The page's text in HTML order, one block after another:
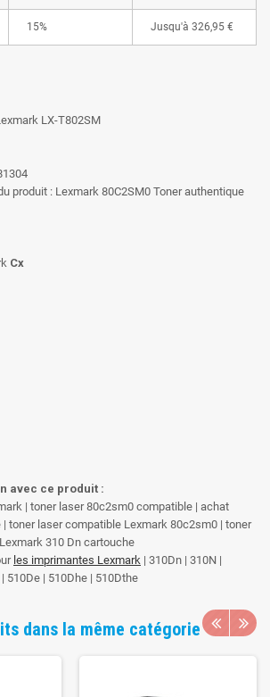
15% Jusqu'à 326,95 €
LX-T802SM
produit : Lexmark 80C2SM0 Toner authentique
Cx
avec ce produit :
| toner laser 80c2sm0 compatible | achat
| toner laser compatible Lexmark 80c2sm0 | toner
310 Dn cartouche
les imprimantes Lexmark | 310Dn | 310N |
510De | 510Dhe | 510Dthe
dans la même catégorie